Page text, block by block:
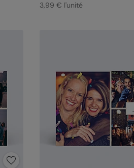
3,99 € l'unité